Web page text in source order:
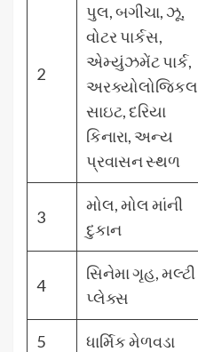
2
પુલ, બગીચા, ઝૂ,
વોટર પાર્કસ,
એમ્યુંઝમેંટ પાર્ક,
અરક્યોલોજિકલ
સાઇટ, દરિયા
કિનારા, અન્ય
પ્રવાસન સ્થળ
3
મોલ, મોલ માંની
દુકાન
4
સિનેમા ગૃહ, મલ્ટી
પ્લેક્સ
5 ધાર્મિક મેળવડા